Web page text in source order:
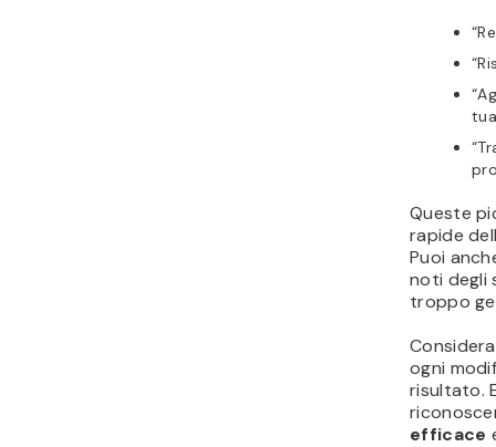
Queste
rapide
Puoi
noti degli
troppo
ogni
risultato.
efficace